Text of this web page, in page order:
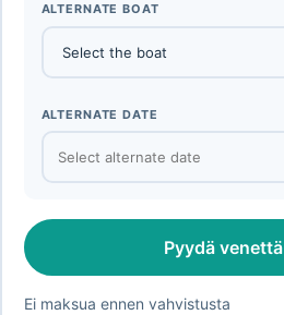
ALTERNATE BOAT
ALTERNATE DATE
Pyydä venettä
Ei maksua ennen vahvistusta